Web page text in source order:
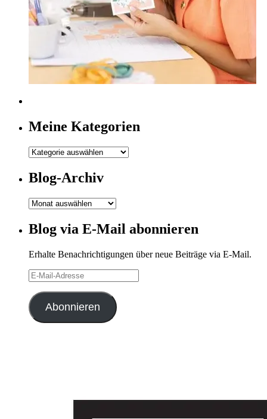
Meine Kategorien
Meine
Blog-Archiv
Blog-
Blog via E-Mail abonnieren
Erhalte Benachrichtigungen über neue Beiträge via E-Mail.
E-
Mail-
Adresse
Abonnieren